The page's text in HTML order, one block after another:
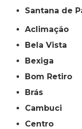
Santana de
Aclimação
Bela Vista
Bexiga
Bom Retiro
Brás
Cambuci
Centro